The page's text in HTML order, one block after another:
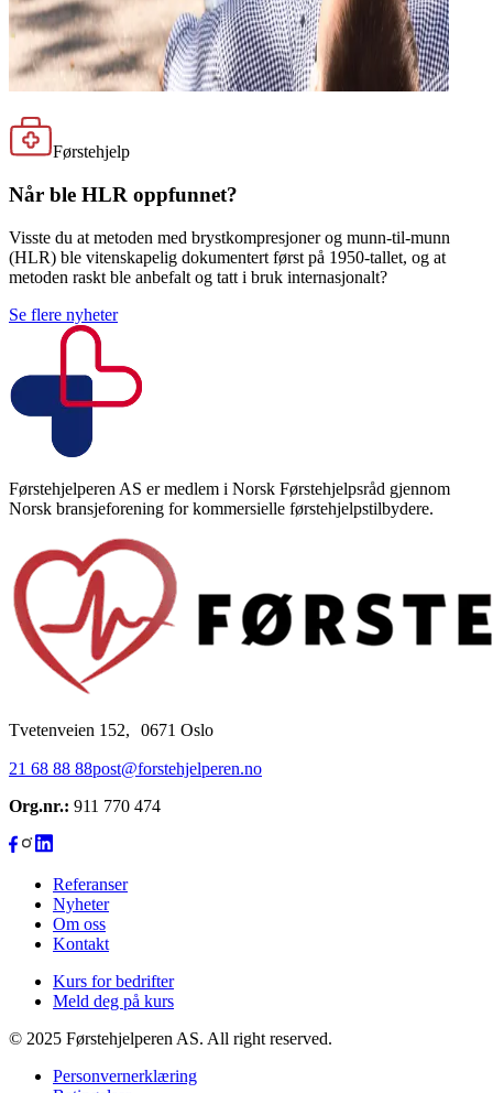
Førstehjelp
Når ble HLR oppfunnet?
Visste du at metoden med brystkompresjoner og munn-til-munn
(HLR) ble vitenskapelig dokumentert først på 1950-tallet, og at
metoden raskt ble anbefalt og tatt i bruk internasjonalt?
Se flere nyheter
Førstehjelperen AS er medlem i Norsk Førstehjelpsråd gjennom
Norsk bransjeforening for kommersielle førstehjelpstilbydere.
Tvetenveien 152, 0671 Oslo
21 68 88 88post@forstehjelperen.no
Org.nr.: 911 770 474
Referanser
Nyheter
Om oss
Kontakt
Kurs for bedrifter
Meld deg på kurs
© 2025 Førstehjelperen AS. All right reserved.
Personvernerklæring